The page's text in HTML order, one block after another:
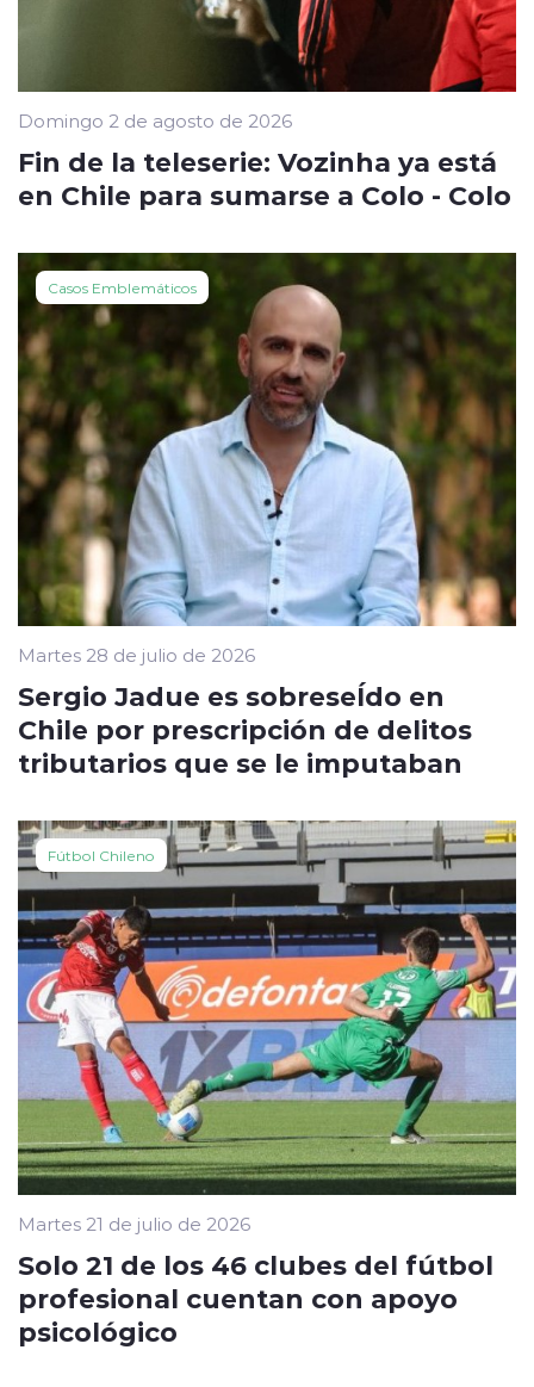
Domingo 2 de agosto de 2026
Fin de la teleserie: Vozinha ya está
en Chile para sumarse a Colo - Colo
Casos Emblemáticos
Martes 28 de julio de 2026
Sergio Jadue es sobreseÍdo en
Chile por prescripción de delitos
tributarios que se le imputaban
Fútbol Chileno
Martes 21 de julio de 2026
Solo 21 de los 46 clubes del fútbol
profesional cuentan con apoyo
psicológico